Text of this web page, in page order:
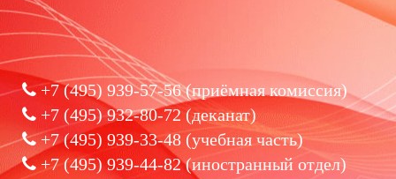
+7 (495) 939-57-56(приёмная комиссия)
+7 (495) 932-80-72 (деканат)
+7 (495) 939-33-48 (учебная часть)
+7 (495) 939-44-82 (иностранный отдел)